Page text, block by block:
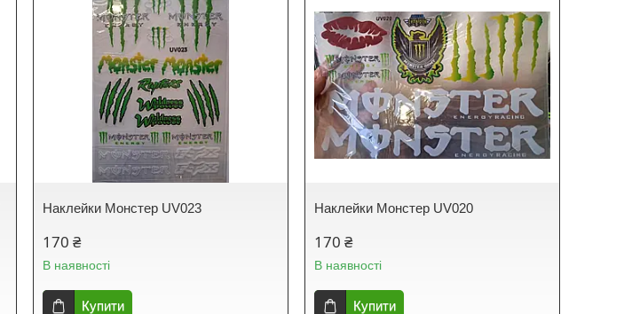
Наклейки Монстер UV023
170 ₴
В наявності
Купити
Наклейки Монстер UV020
170 ₴
В наявності
Купити